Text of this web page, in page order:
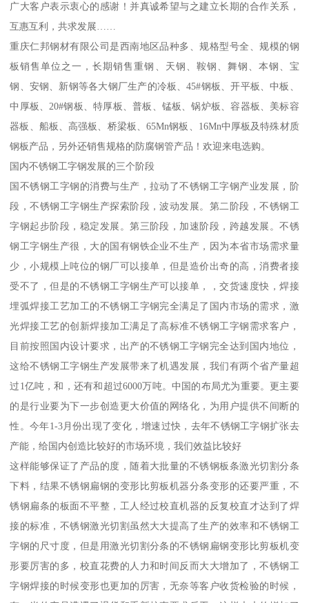
广大客户表示衷心的感谢！并真诚希望与之建立长期的合作关系，
互惠互利，共求发展……
重庆仁邦钢材有限公司是西南地区品种多、规格型号全、规模的钢
板销售单位之一，长期销售重钢、天钢、鞍钢、舞钢、本钢、宝
钢、安钢、新钢等各大钢厂生产的冷板、45#钢板、开平板、中板、
中厚板、20#钢板、特厚板、普板、锰板、锅炉板、容器板、美标容
器板、船板、高强板、桥梁板、65Mn钢板、16Mn中厚板及特殊材质
钢板产品，另外还销售规格的防腐钢管产品！欢迎来电选购。
国内不锈钢工字钢发展的三个阶段
国不锈钢工字钢的消费与生产，拉动了不锈钢工字钢产业发展，阶
段，不锈钢工字钢生产探索阶段，波动发展。第二阶段，不锈钢工
字钢起步阶段，稳定发展。第三阶段，加速阶段，跨越发展。不锈
钢工字钢生产很，大的国有钢铁企业不生产，因为本省市场需求量
少，小规模上吨位的钢厂可以接单，但是造价出奇的高，消费者接
受不了，但是的不锈钢工字钢生产可以接单，，交货速度快，焊接
埋弧焊接工艺加工的不锈钢工字钢完全满足了国内市场的需求，激
光焊接工艺的创新焊接加工满足了高标准不锈钢工字钢需求客户，
目前按照国内设计要求，出产的不锈钢工字钢完全达到国内地位，
这给不锈钢工字钢生产发展带来了机遇发展，我们有两个省产量超
过1亿吨，和，还有和超过6000万吨。中国的布局尤为重要。更主要
的是行业要为下一步创造更大价值的网络化，为用户提供不间断的
性。今年1-3月份出现了变化，增速过快，去年不锈钢工字钢扩张去
产能，给国内创造比较好的市场环境，我们效益比较好
这样能够保证了产品的度，随着大批量的不锈钢板条激光切割分条
下料，结果不锈钢扁钢的变形比剪板机器分条变形的还要严重，不
锈钢扁条的板面不平整，工人经过校直机器的反复校直才达到了焊
接的标准，不锈钢激光切割虽然大大提高了生产的效率和不锈钢工
字钢的尺寸度，但是用激光切割分条的不锈钢扁钢变形比剪板机变
形要厉害的多，校直花费的人力和时间反而大大增加了，不锈钢工
字钢焊接的时候变形也更加的厉害，无奈等客户收货检验的时候，